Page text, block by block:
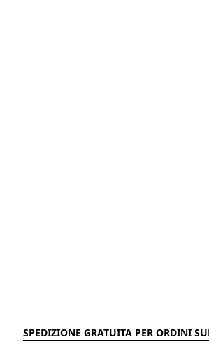
SPEDIZIONE GRATUITA PER ORDINI